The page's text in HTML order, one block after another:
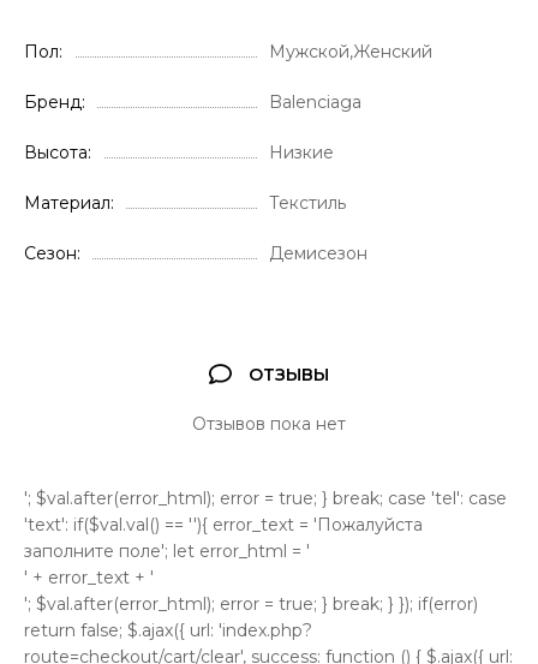
Пол Мужской,Женский
Бренд Balenciaga
Высота Низкие
Материал Текстиль
Сезон Демисезон
ОТЗЫВЫ
Отзывов пока нет
'; $val.after(error_html); error = true; } break; case 'tel': case
'text': if($val.val() == ''){ error_text = 'Пожалуйста
заполните поле'; let error_html = '
' + error_text + '
'; $val.after(error_html); error = true; } break; } }); if(error)
return false; $.ajax({ url: 'index.php?
route=checkout/cart/clear', success: function () { $.ajax({ url: